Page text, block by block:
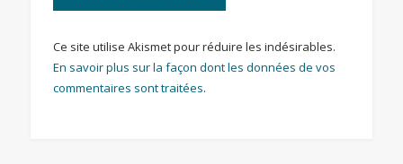
Ce site utilise Akismet pour réduire les indésirables.
En savoir plus sur la façon dont les données de vos
commentaires sont traitées.